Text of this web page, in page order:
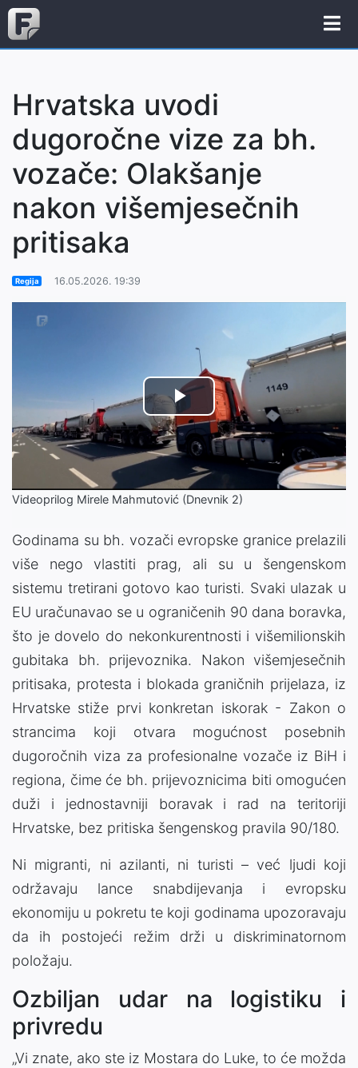
Hrvatska uvodi
dugoročne vize za bh.
vozače: Olakšanje
nakon višemjesečnih
pritisaka
Regija 16.05.2026. 19:39
Play
Video
Videoprilog Mirele Mahmutović (Dnevnik 2)
Godinama su bh. vozači evropske granice prelazili
više nego vlastiti prag, ali su u šengenskom
sistemu tretirani gotovo kao turisti. Svaki ulazak u
EU uračunavao se u ograničenih 90 dana boravka,
što je dovelo do nekonkurentnosti i višemilionskih
gubitaka bh. prijevoznika. Nakon višemjesečnih
pritisaka, protesta i blokada graničnih prijelaza, iz
Hrvatske stiže prvi konkretan iskorak - Zakon o
strancima koji otvara mogućnost posebnih
dugoročnih viza za profesionalne vozače iz BiH i
regiona, čime će bh. prijevoznicima biti omogućen
duži i jednostavniji boravak i rad na teritoriji
Hrvatske, bez pritiska šengenskog pravila 90/180.
Ni migranti, ni azilanti, ni turisti – već ljudi koji
održavaju lance snabdijevanja i evropsku
ekonomiju u pokretu te koji godinama upozoravaju
da ih postojeći režim drži u diskriminatornom
položaju.
Ozbiljan udar na logistiku i
privredu
„Vi znate, ako ste iz Mostara do Luke, to će možda